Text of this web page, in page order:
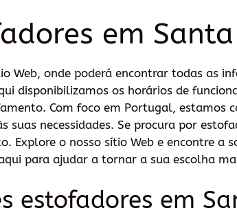
em
Web, onde poderá encontrar todas as
disponibilizamos os horários de
Com foco em Portugal, estamos
suas necessidades. Se procura por
Explore o nosso sítio Web e encontre a
para ajudar a tornar a sua escolha
estofadores em